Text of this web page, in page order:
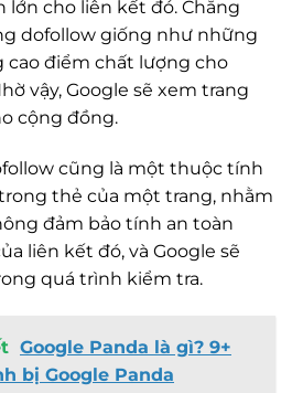
lớn cho liên kết đó. Chẳng
dofollow giống như những
cao điểm chất lượng cho
vậy, Google sẽ xem trang
cộng đồng.
cũng là một thuộc tính
thẻ của một trang, nhằm
đảm bảo tính an toàn
liên kết đó, và Google sẽ
quá trình kiểm tra.
Google Panda là gì? 9+
bị Google Panda